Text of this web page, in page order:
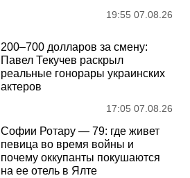
19:55 07.08.26
200–700 долларов за смену:
Павел Текучев раскрыл
реальные гонорары украинских
актеров
17:05 07.08.26
Софии Ротару — 79: где живет
певица во время войны и
почему оккупанты покушаются
на ее отель в Ялте